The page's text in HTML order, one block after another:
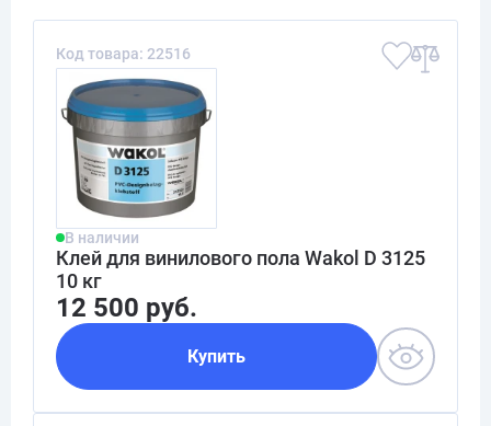
Код товара: 22516
В наличии
Клей для винилового пола Wakol D 3125
10 кг
12 500 руб.
Купить